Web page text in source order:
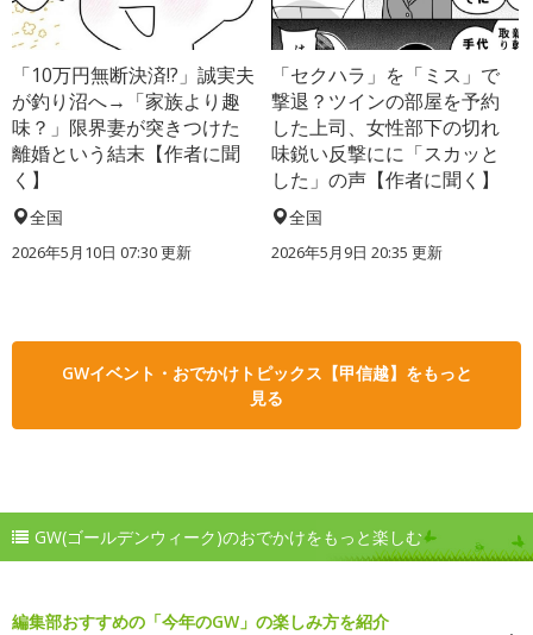
「10万円無断決済!?」誠実夫
が釣り沼へ→「家族より趣
味？」限界妻が突きつけた
離婚という結末【作者に聞
く】
全国
2026年5月10日 07:30 更新
「セクハラ」を「ミス」で
撃退？ツインの部屋を予約
した上司、女性部下の切れ
味鋭い反撃にに「スカッと
した」の声【作者に聞く】
全国
2026年5月9日 20:35 更新
GWイベント・おでかけトピックス【甲信越】をもっと
見る
GW(ゴールデンウィーク)のおでかけをもっと楽しむ
編集部おすすめの「今年のGW」の楽しみ方を紹介